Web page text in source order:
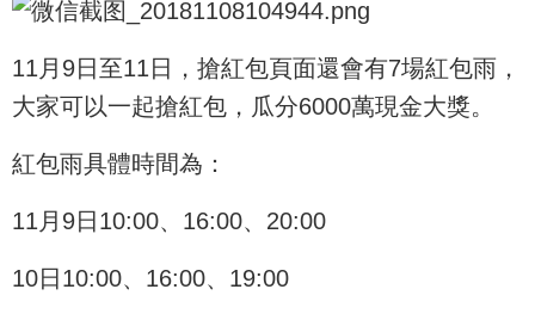
11月9日至11日，搶紅包頁面還會有7場紅包雨，
大家可以一起搶紅包，瓜分6000萬現金大獎。
紅包雨具體時間為：
11月9日10:00、16:00、20:00
10日10:00、16:00、19:00